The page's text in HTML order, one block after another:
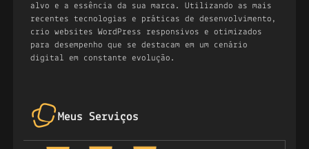
alvo e a essência da sua marca. Utilizando as mais
recentes tecnologias e práticas de desenvolvimento,
crio websites WordPress responsivos e otimizados
para desempenho que se destacam em um cenário
digital em constante evolução.
Meus Serviços